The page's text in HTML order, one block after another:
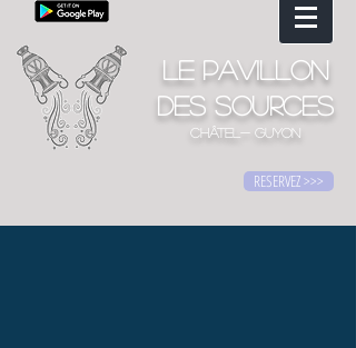
Le Pavillon
des Sources
CHÂTEL- GUYON
RESERVEZ >>>